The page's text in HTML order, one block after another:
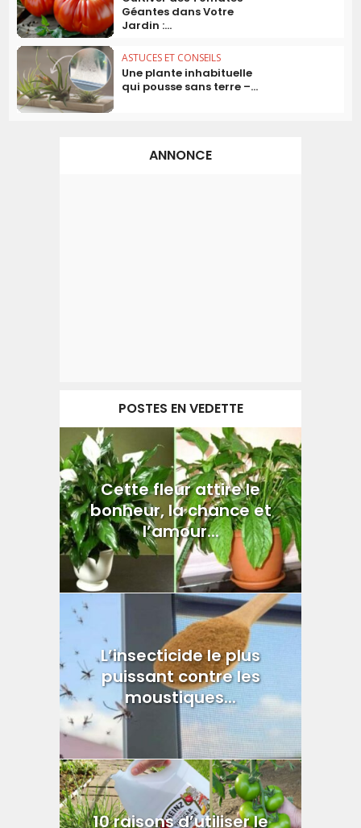
Géantes dans Votre
Jardin :...
ASTUCES ET CONSEILS
Une plante inhabituelle
qui pousse sans terre –...
ANNONCE
POSTES EN VEDETTE
Cette fleur attire le
bonheur, la chance et
l’amour...
L’insecticide le plus
puissant contre les
moustiques...
10 raisons d’utiliser le